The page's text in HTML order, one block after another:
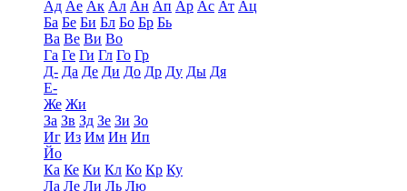
Ад Ае Ак Ал Ан Ап Ар Ас Ат Ац
Ба Бе Би Бл Бо Бр Бь
Ва Ве Ви Во
Га Ге Ги Гл Го Гр
Д- Да Де Ди До Др Ду Ды Дя
Е-
Же Жи
За Зв Зд Зе Зи Зо
Иг Из Им Ин Ип
Йо
Ка Ке Ки Кл Ко Кр Ку
Ла Ле Ли Ль Лю